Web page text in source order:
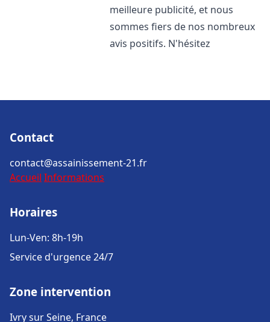
meilleure publicité, et nous
sommes fiers de nos nombreux
avis positifs. N'hésitez
Contact
contact@assainissement-21.fr
Accueil Informations
Horaires
Lun-Ven: 8h-19h
Service d'urgence 24/7
Zone intervention
Ivry sur Seine, France